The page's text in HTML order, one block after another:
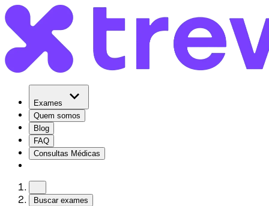
Exames
Quem somos
Blog
FAQ
Consultas Médicas
Buscar exames